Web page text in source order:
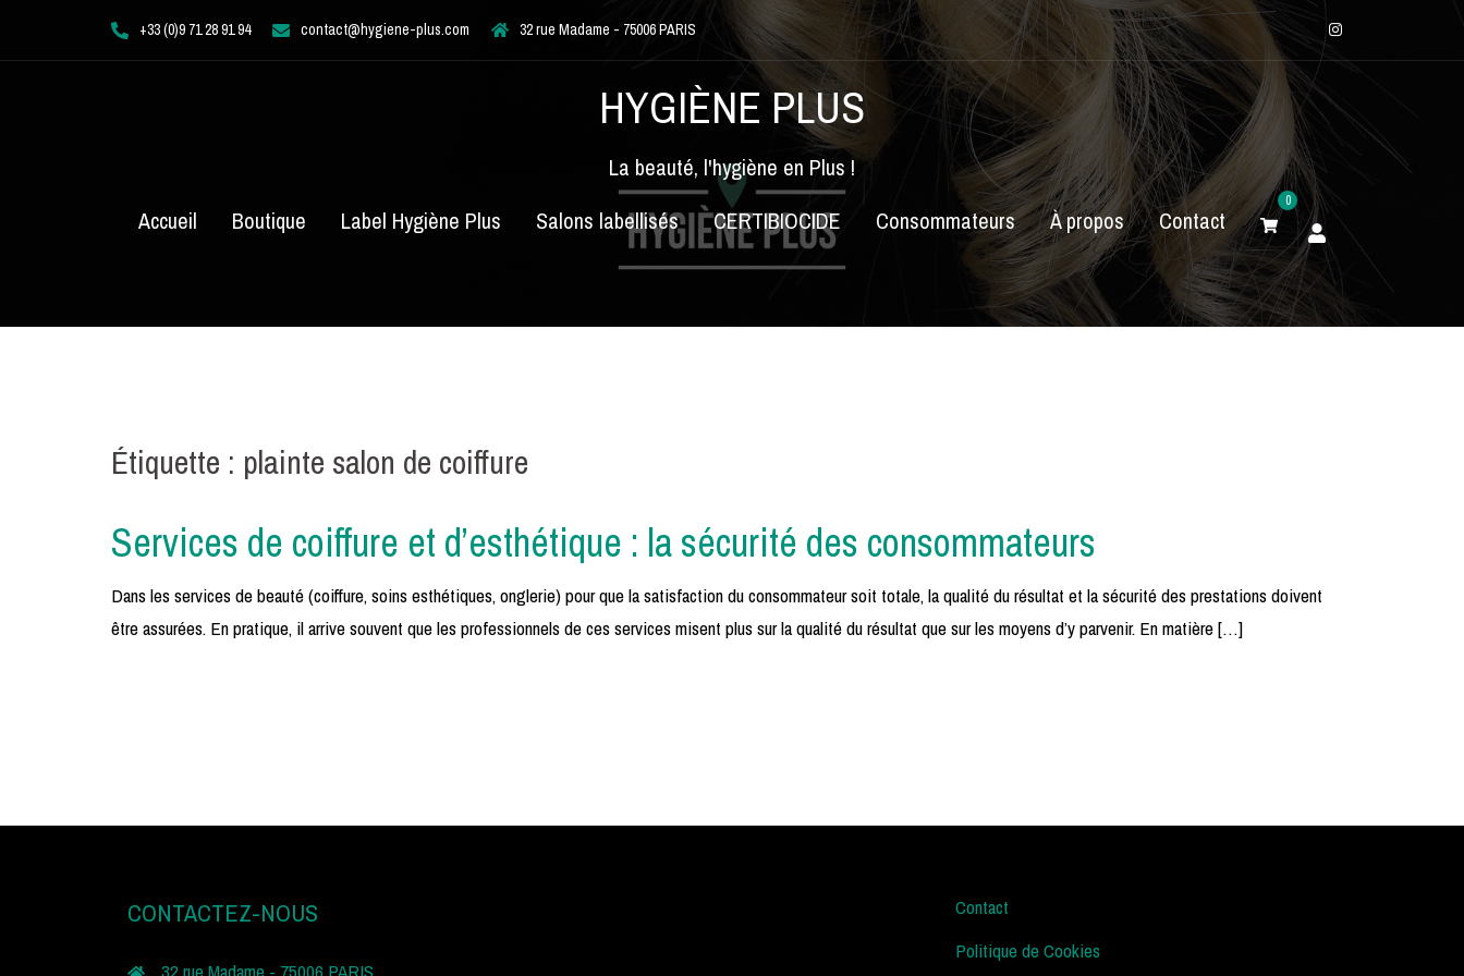
+33 (0)9 71 28 91 94 contact@hygiene-plus.com 32 rue Madame - 75006 PARIS Instagram
HYGIÈNE PLUS
La beauté, l'hygiène en Plus !
Accueil
Boutique Label Hygiène Plus Salons labellisés CERTIBIOCIDE Consommateurs À propos Contact
0
Étiquette : plainte salon de coiffure
Services de coiffure et d’esthétique : la sécurité des consommateurs
Dans les services de beauté (coiffure, soins esthétiques, onglerie) pour que la satisfaction du consommateur soit totale, la qualité du résultat et la sécurité des prestations doivent
être assurées. En pratique, il arrive souvent que les professionnels de ces services misent plus sur la qualité du résultat que sur les moyens d’y parvenir. En matière […]
CONTACTEZ-NOUS
Contact
Politique de Cookies